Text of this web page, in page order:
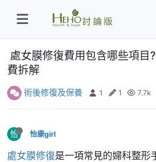
處女膜修復費用包含哪些項目
費拆解
術後修復及保養 1 1 7.7k
怡 怡康girl
處女膜修復是一項常見的婦科整形